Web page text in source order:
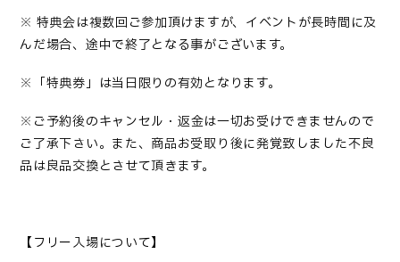
※ 特典会は複数回ご参加頂けますが、イベントが長時間に及
んだ場合、途中で終了となる事がございます。
※「特典券」は当日限りの有効となります。
※ ご予約後のキャンセル・返金は一切お受けできませんので
ご了承下さい。また、商品お受取り後に発覚致しました不良
品は良品交換とさせて頂きます。
【フリー入場について】